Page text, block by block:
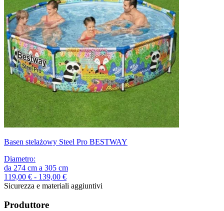
Basen stelażowy Steel Pro BESTWAY
Diametro:
da 274 cm a 305 cm
119,00 € - 139,00 €
Sicurezza e materiali aggiuntivi
Produttore